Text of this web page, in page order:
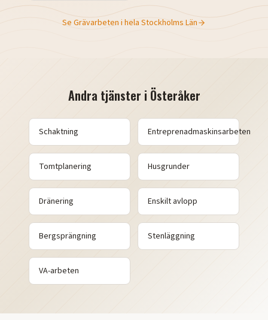
Se Grävarbeten i hela Stockholms Län
Andra tjänster i Österåker
Schaktning Entreprenadmaskinsarbeten
Tomtplanering Husgrunder
Dränering Enskilt avlopp
Bergsprängning Stenläggning
VA-arbeten